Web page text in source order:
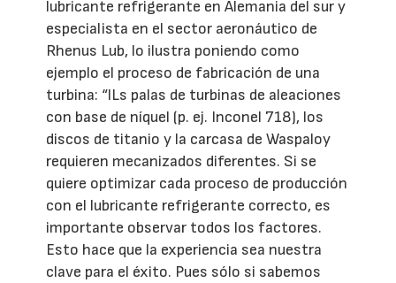
lubricante refrigerante en Alemania del sur y
especialista en el sector aeronáutico de
Rhenus Lub, lo ilustra poniendo como
ejemplo el proceso de fabricación de una
turbina: “lLs palas de turbinas de aleaciones
con base de níquel (p. ej. Inconel 718), los
discos de titanio y la carcasa de Waspaloy
requieren mecanizados diferentes. Si se
quiere optimizar cada proceso de producción
con el lubricante refrigerante correcto, es
importante observar todos los factores.
Esto hace que la experiencia sea nuestra
clave para el éxito. Pues sólo si sabemos